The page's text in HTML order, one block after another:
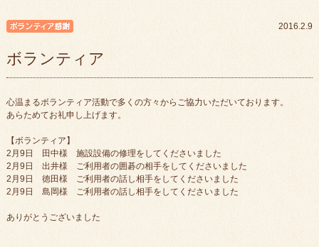
2016.2.9
ボランティア
心温まるボランティア活動で多くの方々からご協力いただいております。
あらためてお礼申し上げます。
【ボランティア】
2月9日 田中様 施設設備の修理をしてくださいました
2月9日 出井様 ご利用者の囲碁の相手をしてくださいました
2月9日 徳田様 ご利用者の話し相手をしてくださいました
2月9日 島岡様 ご利用者の話し相手をしてくださいました
ありがとうございました